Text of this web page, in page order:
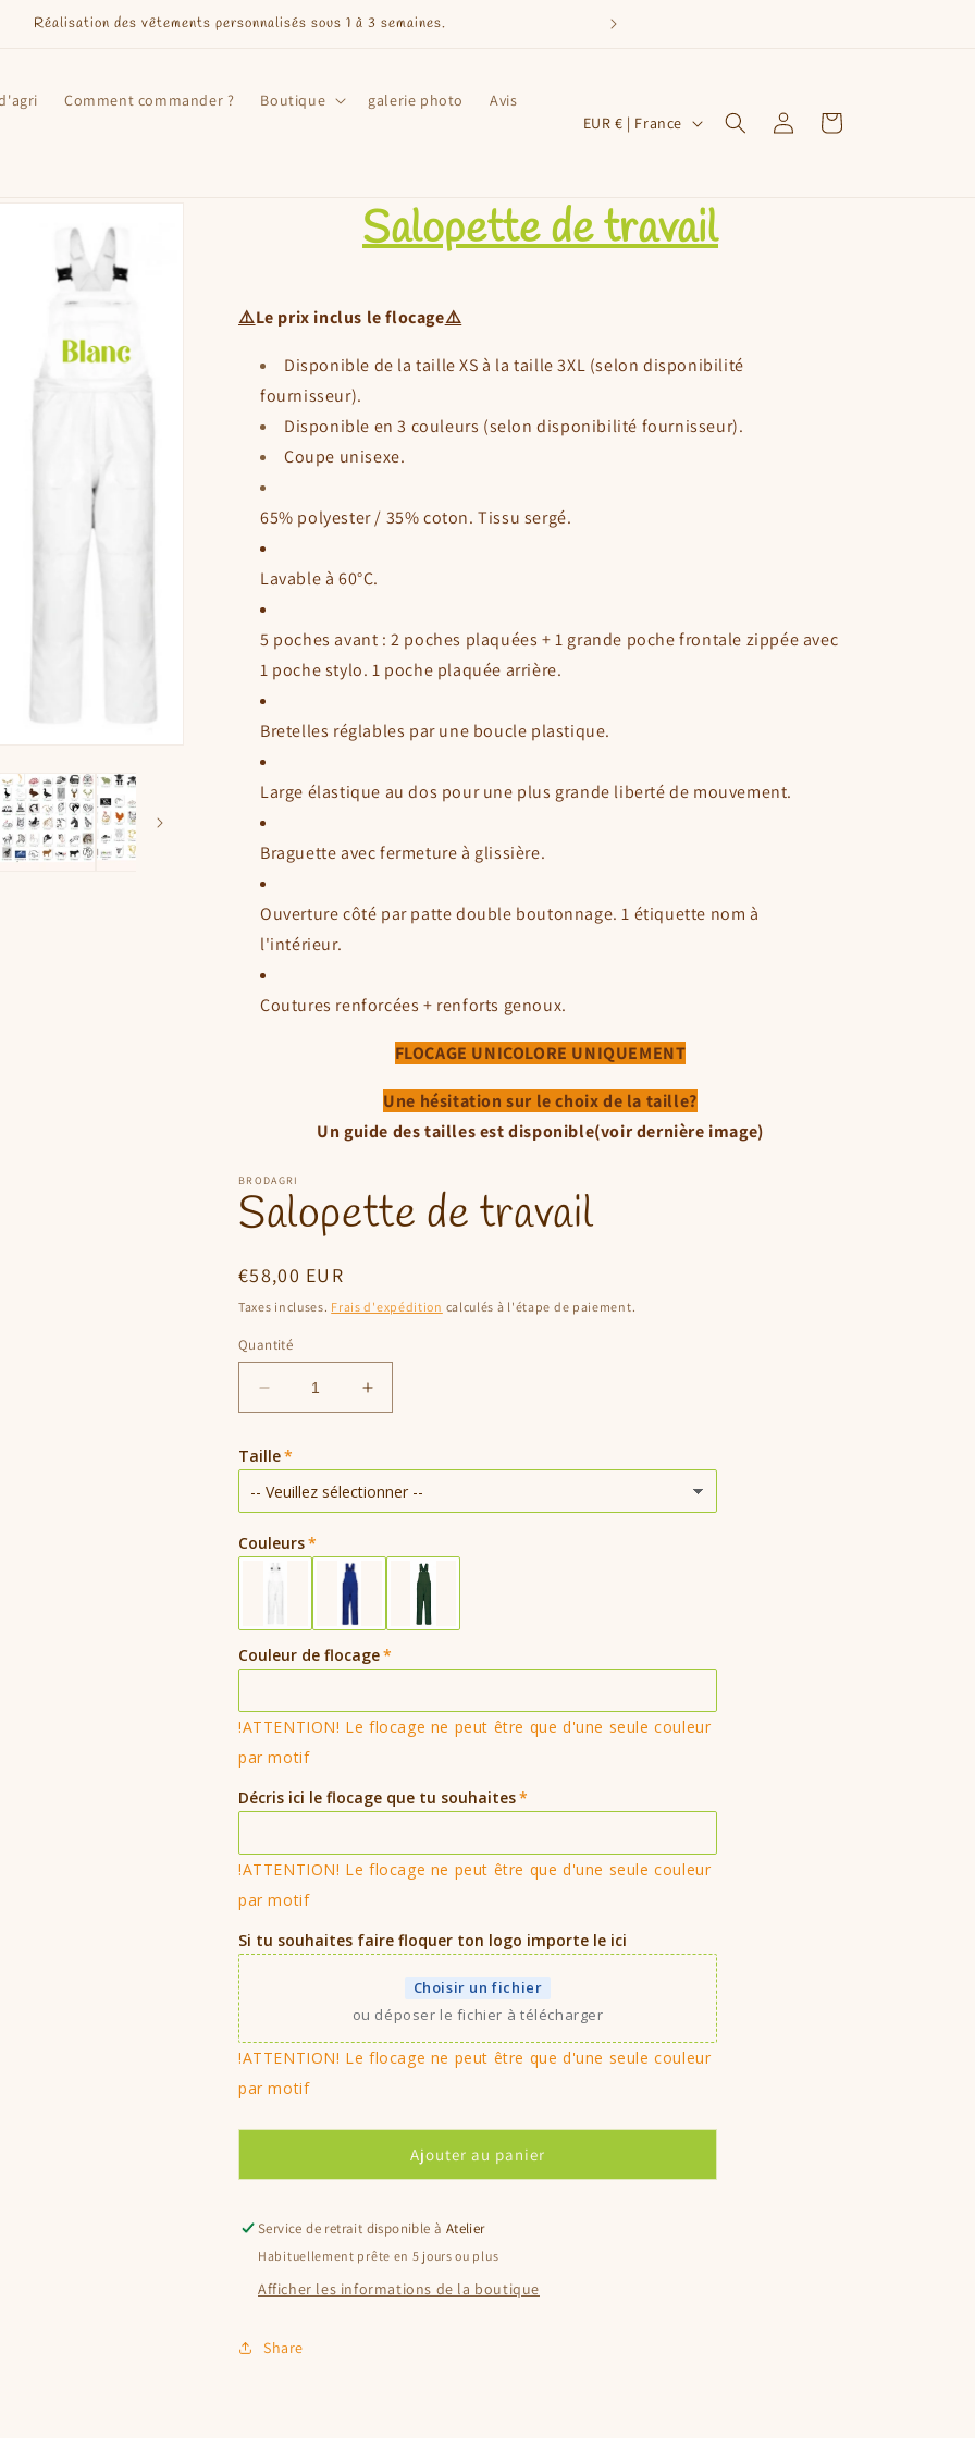
Réalisation des vêtements personnalisés sous 1 à 3 semaines.
Comment commander ? Boutique galerie photo Avis
P
s
/
g
o
EUR € | France Connexion Panier
Salopette de travail
⚠️Le prix inclus le flocage⚠️
Disponible de la taille XS à la taille 3XL (selon disponibilité
fournisseur).
Disponible en 3 couleurs (selon disponibilité fournisseur).
Coupe unisexe.
65% polyester/ 35% coton. Tissu sergé.
Lavable à 60°C.
5 poches avant : 2 poches plaquées + 1 grande poche frontale zippée avec
1 poche stylo. 1 poche plaquée arrière.
Bretelles réglables par une boucle plastique.
Large élastique au dos pour une plus grande liberté de mouvement.
Braguette avec fermeture à glissière.
Ouverture côté par patte double boutonnage. 1 étiquette nom à
l'intérieur.
Coutures renforcées + renforts genoux.
FLOCAGE UNICOLORE UNIQUEMENT
Une hésitation sur le choix de la taille?
Un guide des tailles est disponible(voir dernière image)
BRODAGRI
Salopette de travail
Prix
habituel
€58,00 EUR
Taxes incluses. Frais d'expédition calculés à l'étape de paiement.
Quantité
Réduire
la
de
Salopette
de
travail
Augmenter
la
de
Salopette
de
Taille
Couleurs
Couleur de flocage
!ATTENTION! Le flocage ne peut être que d'une seule couleur
par motif
Décris ici le flocage que tu souhaites
!ATTENTION! Le flocage ne peut être que d'une seule couleur
par motif
Si tu souhaites faire floquer ton logo importe le ici
Choisir un fichier
ou déposer le fichier à télécharger
!ATTENTION! Le flocage ne peut être que d'une seule couleur
par motif
Ajouter au panier
Service de retrait disponible à Atelier
Habituellement prête en 5 jours ou plus
Afficher les informations de la boutique
Share